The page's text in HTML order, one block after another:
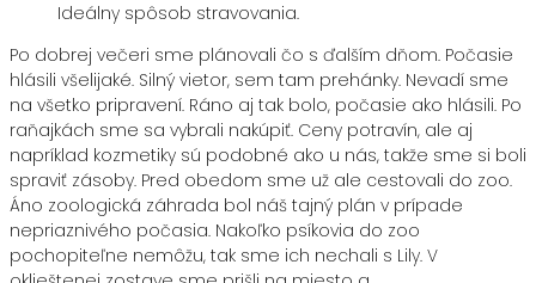
Ideálny spôsob stravovania.
Po dobrej večeri sme plánovali čo s ďalším dňom. Počasie
hlásili všelijaké. Silný vietor, sem tam prehánky. Nevadí sme
na všetko pripravení. Ráno aj tak bolo, počasie ako hlásili. Po
raňajkách sme sa vybrali nakúpiť. Ceny potravín, ale aj
napríklad kozmetiky sú podobné ako u nás, takže sme si boli
spraviť zásoby. Pred obedom sme už ale cestovali do zoo.
Áno zoologická záhrada bol náš tajný plán v prípade
nepriaznivého počasia. Nakoľko psíkovia do zoo
pochopiteľne nemôžu, tak sme ich nechali s Lily. V